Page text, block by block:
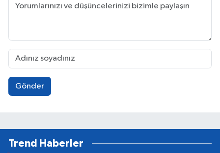
Gönder
Trend Haberler